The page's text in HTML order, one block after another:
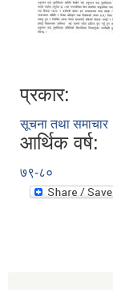
प्रकार:
सूचना तथा समाचार
आर्थिक वर्ष:
७९-८०